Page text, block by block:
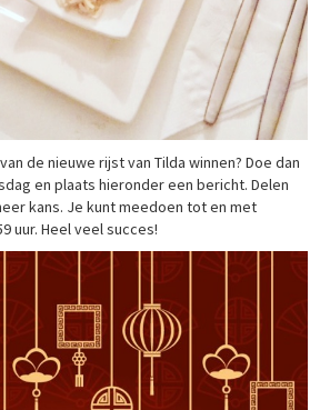
de nieuwe rijst van Tilda winnen? Doe dan
en plaats hieronder een bericht. Delen
kans. Je kunt meedoen tot en met
uur. Heel veel succes!